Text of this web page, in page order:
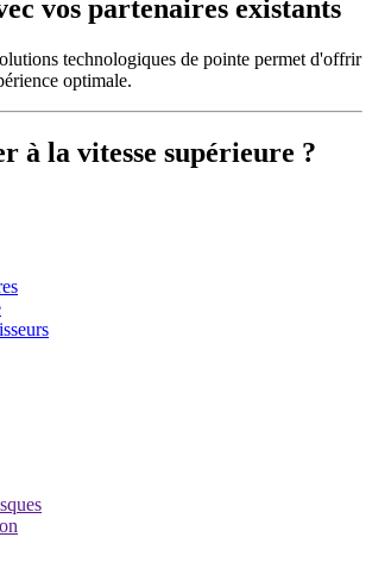
vos partenaires existants
technologiques de pointe permet d'offrir
optimale.
à la vitesse supérieure ?